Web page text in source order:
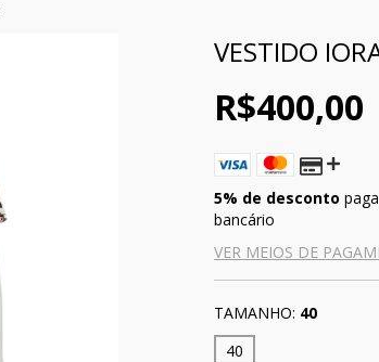
VESTIDO
R$400,00
5% de desconto
bancário
VER MEIOS DE
TAMANHO: 40
40